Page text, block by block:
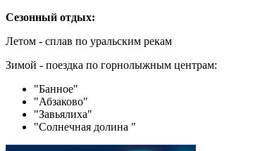
Сезонный отдых:
Летом - сплав по уральским рекам
Зимой - поездка по горнолыжным центрам:
"Банное"
"Абзаково"
"Завьялиха"
"Солнечная долина "